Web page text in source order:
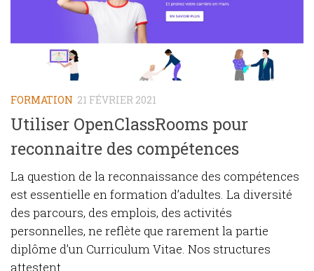
FORMATION 21 FÉVRIER 2021
Utiliser OpenClassRooms pour
reconnaitre des compétences
La question de la reconnaissance des compétences
est essentielle en formation d’adultes. La diversité
des parcours, des emplois, des activités
personnelles, ne reflète que rarement la partie
diplôme d’un Curriculum Vitae. Nos structures
attestent...